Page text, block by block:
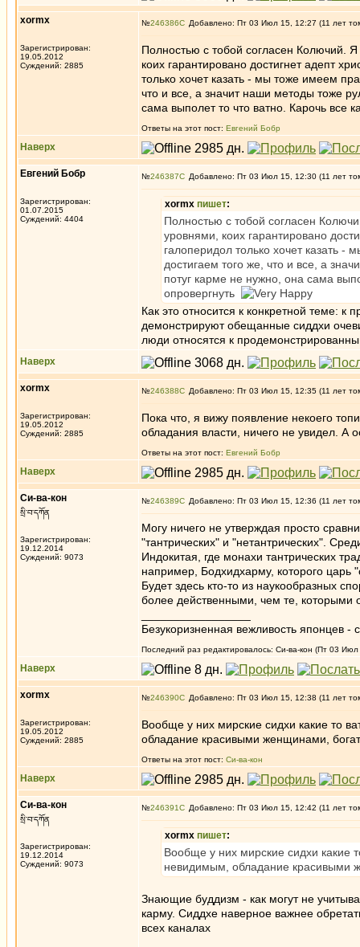
xormx
Зарегистрирован:
19.05.2012
Суждений: 2885
№246386 Добавлено: Пт 03 Июл 15, 12:27 (11 лет
Полностью с тобой согласен Колючий.
коих гарантировано достигнет адепт
только хочет казать - мы тоже имеем
что и все, а значит наши методы тоже
сама выполет то что ватно. Карочь все
Ответы на этот пост: Евгений Бобр
Наверх
Евгений Бобр
Зарегистрирован:
01.07.2015
Суждений: 4404
№246387 Добавлено: Пт 03 Июл 15, 12:30 (11 лет
xormx пишет:
Полностью с тобой согласен
уровнями, коих гарантировано
галоперидол только хочет казать
достигаем того же, что и все, а
потуг карме не нужно, она сама
опровергнуть
Как это относится к конкретной теме: к
демонстрируют обещанные сиддхи
люди относятся к
Наверх
xormx
Зарегистрирован:
19.05.2012
Суждений: 2885
№246388 Добавлено: Пт 03 Июл 15, 12:35 (11 лет
Пока что, я вижу появление некоего
обладания власти, ничего не увидел. А
Ответы на этот пост: Евгений Бобр
Наверх
Си-ва-кон
སྲི་བ་དཀོན
Зарегистрирован:
19.12.2014
Суждений: 9073
№246389 Добавлено: Пт 03 Июл 15, 12:36 (11 лет
Могу ничего не утверждая просто
"тантрических" и "нетантрических".
Индокитая, где монахи тантрических
например, Бодхидхарму, которого царь
Будет здесь кто-то из наукообразных
более действенными, чем те, которыми
Безукоризненная вежливость японцев -
Последний раз редактировалось: Си-ва-кон (Пт 03
Наверх
xormx
Зарегистрирован:
19.05.2012
Суждений: 2885
№246390 Добавлено: Пт 03 Июл 15, 12:38 (11 лет
Вообще у них мирские сидхи какие то
обладание красивыми женщинами,
Ответы на этот пост: Си-ва-кон
Наверх
Си-ва-кон
སྲི་བ་དཀོན
Зарегистрирован:
19.12.2014
Суждений: 9073
№246391 Добавлено: Пт 03 Июл 15, 12:42 (11 лет
xormx пишет:
Вообще у них мирские сидхи какие
невидимым, обладание красивыми
Знающие буддизм - как могут не
карму. Сиддхе наверное важнее
всех каналах